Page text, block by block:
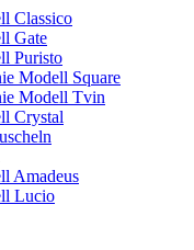
Classico
Gate
Puristo
Modell Square
Modell Tvin
Crystal
Amadeus
Lucio